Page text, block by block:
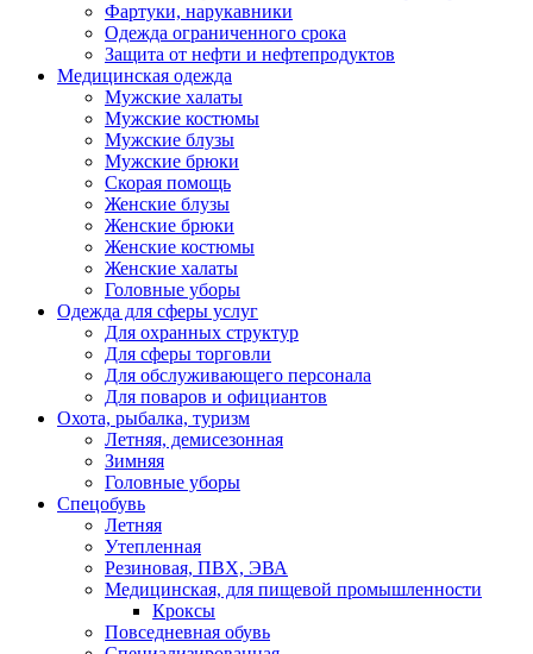
Фартуки, нарукавники
Одежда ограниченного срока
Защита от нефти и нефтепродуктов
Медицинская одежда
Мужские халаты
Мужские костюмы
Мужские блузы
Мужские брюки
Скорая помощь
Женские блузы
Женские брюки
Женские костюмы
Женские халаты
Головные уборы
Одежда для сферы услуг
Для охранных структур
Для сферы торговли
Для обслуживающего персонала
Для поваров и официантов
Охота, рыбалка, туризм
Летняя, демисезонная
Зимняя
Головные уборы
Спецобувь
Летняя
Утепленная
Резиновая, ПВХ, ЭВА
Медицинская, для пищевой промышленности
Кроксы
Повседневная обувь